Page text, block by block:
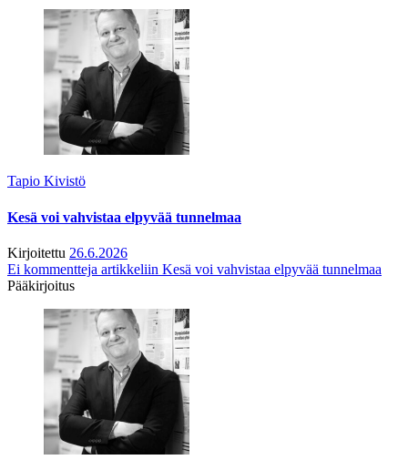
Tapio Kivistö
Kesä voi vahvistaa elpyvää tunnelmaa
Kirjoitettu 26.6.2026
Ei kommentteja artikkeliin Kesä voi vahvistaa elpyvää tunnelmaa
Pääkirjoitus